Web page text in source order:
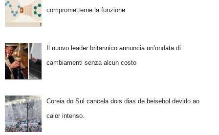
comprometterne la funzione
Il nuovo leader britannico annuncia un’ondata di
cambiamenti senza alcun costo
Coreia do Sul cancela dois dias de beisebol devido ao
calor intenso.